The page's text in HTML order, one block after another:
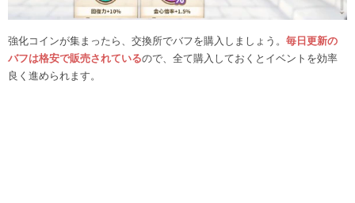
強化コインが集まったら、交換所でバフを購入しましょう。 毎日更新の
バフは格安で販売されているので、全て購入しておくとイベントを効率
良く進められます。